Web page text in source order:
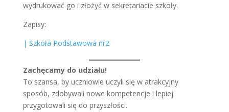
wydrukować go i złożyć w sekretariacie szkoły.
Zapisy:
| Szkoła Podstawowa nr2
Zachęcamy do udziału!
To szansa, by uczniowie uczyli się w atrakcyjny
sposób, zdobywali nowe kompetencje i lepiej
przygotowali się do przyszłości.